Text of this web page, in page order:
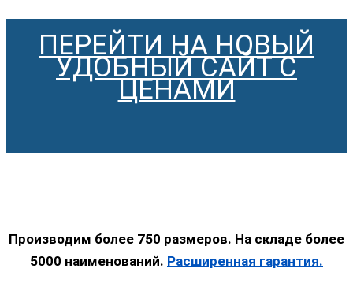
ПЕРЕЙТИ НА НОВЫЙ
УДОБНЫЙ САЙТ С
ЦЕНАМИ
Производим более 750 размеров. На складе более
5000 наименований. Расширенная гарантия.